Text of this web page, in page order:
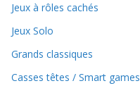
Jeux à rôles cachés
Jeux Solo
Grands classiques
Casses têtes / Smart games